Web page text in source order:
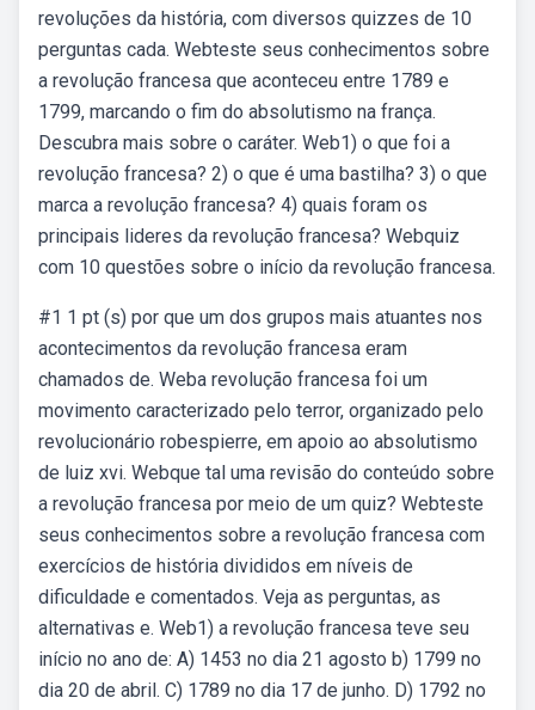
revoluções da história, com diversos quizzes de 10
perguntas cada. Webteste seus conhecimentos sobre
a revolução francesa que aconteceu entre 1789 e
1799, marcando o fim do absolutismo na frança.
Descubra mais sobre o caráter. Web1) o que foi a
revolução francesa? 2) o que é uma bastilha? 3) o que
marca a revolução francesa? 4) quais foram os
principais lideres da revolução francesa? Webquiz
com 10 questões sobre o início da revolução francesa.
#1 1 pt (s) por que um dos grupos mais atuantes nos
acontecimentos da revolução francesa eram
chamados de. Weba revolução francesa foi um
movimento caracterizado pelo terror, organizado pelo
revolucionário robespierre, em apoio ao absolutismo
de luiz xvi. Webque tal uma revisão do conteúdo sobre
a revolução francesa por meio de um quiz? Webteste
seus conhecimentos sobre a revolução francesa com
exercícios de história divididos em níveis de
dificuldade e comentados. Veja as perguntas, as
alternativas e. Web1) a revolução francesa teve seu
início no ano de: A) 1453 no dia 21 agosto b) 1799 no
dia 20 de abril. C) 1789 no dia 17 de junho. D) 1792 no